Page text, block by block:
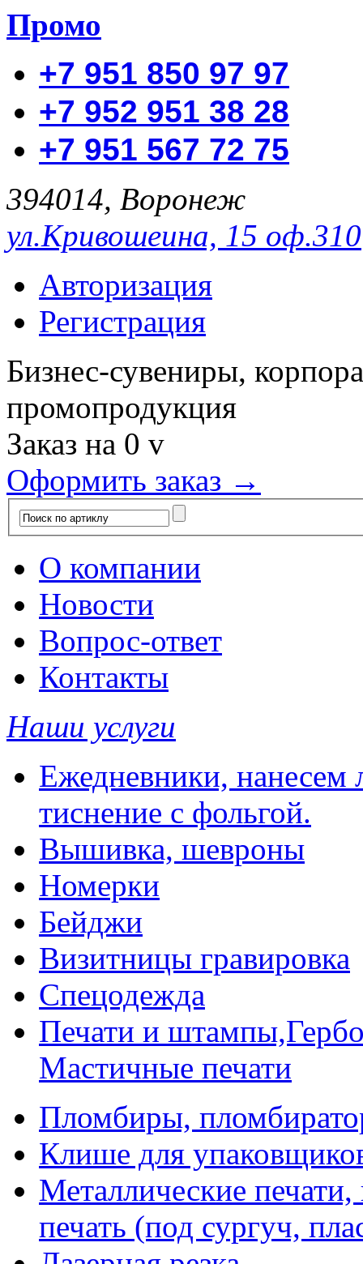
Промо
+7 951 850 97 97
+7 952 951 38 28
+7 951 567 72 75
394014, Воронеж
ул.Кривошеина, 15 оф.310
Авторизация
Регистрация
Бизнес-сувениры,
промопродукция
Заказ на 0 v
Оформить заказ →
О компании
Новости
Вопрос-ответ
Контакты
Наши услуги
Ежедневники, нанесем
тиснение с фольгой.
Вышивка, шевроны
Номерки
Бейджи
Визитницы гравировка
Спецодежда
Печати и
Мастичные печати
Пломбиры,
Клише для
Металлические
печать (под сургуч,